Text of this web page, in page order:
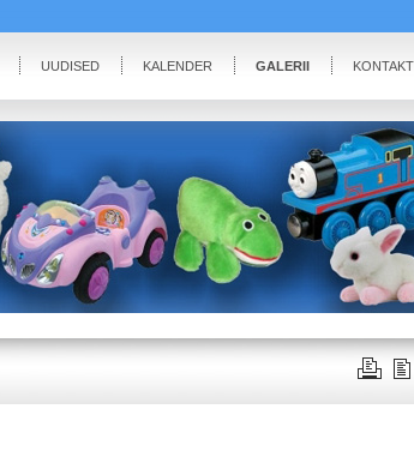
UUDISED KALENDER GALERII